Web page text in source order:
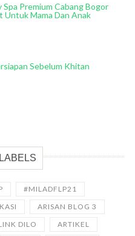
Premium Cabang Bogor
Untuk Mama Dan Anak
Sebelum Khitan
#MILADFLP21
ARISAN BLOG 3
DILO
ARTIKEL